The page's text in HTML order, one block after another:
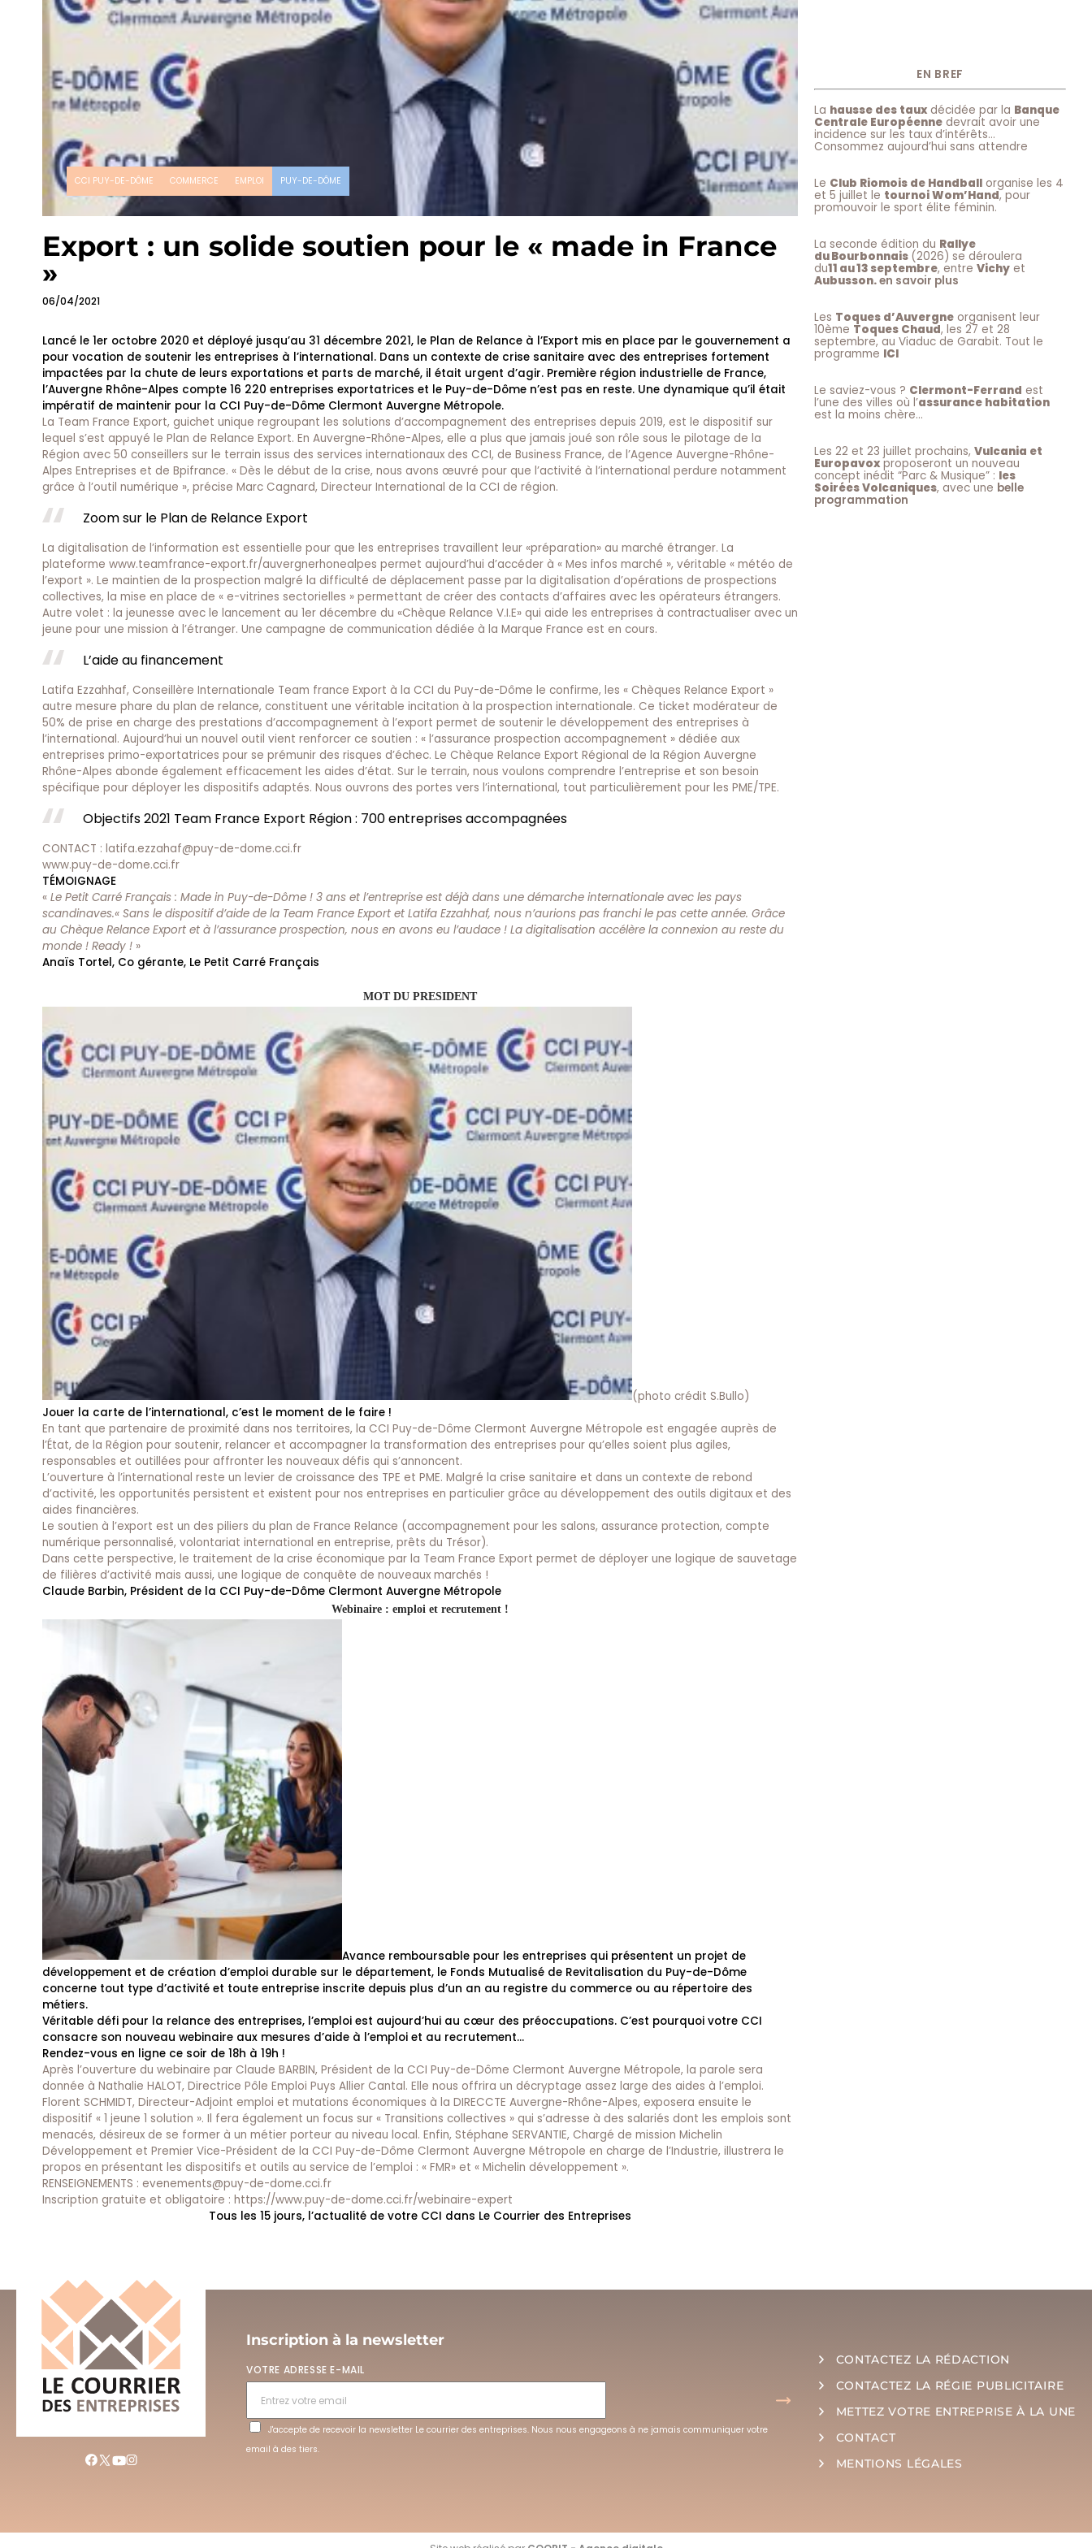
CCI PUY-DE-DÔME COMMERCE EMPLOI PUY-DE-DÔME
Export : un solide soutien pour le « made in France
»
06/04/2021
Lancé le 1er octobre 2020 et déployé jusqu’au 31 décembre 2021, le Plan de Relance à l’Export mis en place par le gouvernement a
pour vocation de soutenir les entreprises à l’international. Dans un contexte de crise sanitaire avec des entreprises fortement
impactées par la chute de leurs exportations et parts de marché, il était urgent d’agir. Première région industrielle de France,
l’Auvergne Rhône-Alpes compte 16 220 entreprises exportatrices et le Puy-de-Dôme n’est pas en reste. Une dynamique qu’il était
impératif de maintenir pour la CCI Puy-de-Dôme Clermont Auvergne Métropole.
La Team France Export, guichet unique regroupant les solutions d’accompagnement des entreprises depuis 2019, est le dispositif sur
lequel s’est appuyé le Plan de Relance Export. En Auvergne-Rhône-Alpes, elle a plus que jamais joué son rôle sous le pilotage de la
Région avec 50 conseillers sur le terrain issus des services internationaux des CCI, de Business France, de l’Agence Auvergne-Rhône-
Alpes Entreprises et de Bpifrance. « Dès le début de la crise, nous avons œuvré pour que l’activité à l’international perdure notamment
grâce à l’outil numérique », précise Marc Cagnard, Directeur International de la CCI de région.
Zoom sur le Plan de Relance Export
La digitalisation de l’information est essentielle pour que les entreprises travaillent leur «préparation» au marché étranger. La
plateforme www.teamfrance-export.fr/auvergnerhonealpes permet aujourd’hui d’accéder à « Mes infos marché », véritable « météo de
l’export ». Le maintien de la prospection malgré la difficulté de déplacement passe par la digitalisation d’opérations de prospections
collectives, la mise en place de « e-vitrines sectorielles » permettant de créer des contacts d’affaires avec les opérateurs étrangers.
Autre volet : la jeunesse avec le lancement au 1er décembre du «Chèque Relance V.I.E» qui aide les entreprises à contractualiser avec un
jeune pour une mission à l’étranger. Une campagne de communication dédiée à la Marque France est en cours.
L’aide au financement
Latifa Ezzahhaf, Conseillère Internationale Team france Export à la CCI du Puy-de-Dôme le confirme, les « Chèques Relance Export »
autre mesure phare du plan de relance, constituent une véritable incitation à la prospection internationale. Ce ticket modérateur de
50% de prise en charge des prestations d’accompagnement à l’export permet de soutenir le développement des entreprises à
l’international. Aujourd’hui un nouvel outil vient renforcer ce soutien : « l’assurance prospection accompagnement » dédiée aux
entreprises primo-exportatrices pour se prémunir des risques d’échec. Le Chèque Relance Export Régional de la Région Auvergne
Rhône-Alpes abonde également efficacement les aides d’état. Sur le terrain, nous voulons comprendre l’entreprise et son besoin
spécifique pour déployer les dispositifs adaptés. Nous ouvrons des portes vers l’international, tout particulièrement pour les PME/TPE.
Objectifs 2021 Team France Export Région : 700 entreprises accompagnées
CONTACT : latifa.ezzahaf@puy-de-dome.cci.fr
www.puy-de-dome.cci.fr
TÉMOIGNAGE
« Le Petit Carré Français : Made in Puy-de-Dôme ! 3 ans et l’entreprise est déjà dans une démarche internationale avec les pays
scandinaves.« Sans le dispositif d’aide de la Team France Export et Latifa Ezzahhaf, nous n’aurions pas franchi le pas cette année. Grâce
au Chèque Relance Export et à l’assurance prospection, nous en avons eu l’audace ! La digitalisation accélère la connexion au reste du
monde ! Ready ! »
Anaïs Tortel, Co gérante, Le Petit Carré Français
MOT DU PRESIDENT
(photo crédit S.Bullo)
Jouer la carte de l’international, c’est le moment de le faire !
En tant que partenaire de proximité dans nos territoires, la CCI Puy-de-Dôme Clermont Auvergne Métropole est engagée auprès de
l’État, de la Région pour soutenir, relancer et accompagner la transformation des entreprises pour qu’elles soient plus agiles,
responsables et outillées pour affronter les nouveaux défis qui s’annoncent.
L’ouverture à l’international reste un levier de croissance des TPE et PME. Malgré la crise sanitaire et dans un contexte de rebond
d’activité, les opportunités persistent et existent pour nos entreprises en particulier grâce au développement des outils digitaux et des
aides financières.
Le soutien à l’export est un des piliers du plan de France Relance (accompagnement pour les salons, assurance protection, compte
numérique personnalisé, volontariat international en entreprise, prêts du Trésor).
Dans cette perspective, le traitement de la crise économique par la Team France Export permet de déployer une logique de sauvetage
de filières d’activité mais aussi, une logique de conquête de nouveaux marchés !
Claude Barbin, Président de la CCI Puy-de-Dôme Clermont Auvergne Métropole
Webinaire : emploi et recrutement !
Avance remboursable pour les entreprises qui présentent un projet de
développement et de création d’emploi durable sur le département, le Fonds Mutualisé de Revitalisation du Puy-de-Dôme
concerne tout type d’activité et toute entreprise inscrite depuis plus d’un an au registre du commerce ou au répertoire des
métiers.
Véritable défi pour la relance des entreprises, l’emploi est aujourd’hui au cœur des préoccupations. C’est pourquoi votre CCI
consacre son nouveau webinaire aux mesures d’aide à l’emploi et au recrutement…
Rendez-vous en ligne ce soir de 18h à 19h !
Après l’ouverture du webinaire par Claude BARBIN, Président de la CCI Puy-de-Dôme Clermont Auvergne Métropole, la parole sera
donnée à Nathalie HALOT, Directrice Pôle Emploi Puys Allier Cantal. Elle nous offrira un décryptage assez large des aides à l’emploi.
Florent SCHMIDT, Directeur-Adjoint emploi et mutations économiques à la DIRECCTE Auvergne-Rhône-Alpes, exposera ensuite le
dispositif « 1 jeune 1 solution ». Il fera également un focus sur « Transitions collectives » qui s’adresse à des salariés dont les emplois sont
menacés, désireux de se former à un métier porteur au niveau local. Enfin, Stéphane SERVANTIE, Chargé de mission Michelin
Développement et Premier Vice-Président de la CCI Puy-de-Dôme Clermont Auvergne Métropole en charge de l’Industrie, illustrera le
propos en présentant les dispositifs et outils au service de l’emploi : « FMR» et « Michelin développement ».
RENSEIGNEMENTS : evenements@puy-de-dome.cci.fr
Inscription gratuite et obligatoire : https://www.puy-de-dome.cci.fr/webinaire-expert
Tous les 15 jours, l’actualité de votre CCI dans Le Courrier des Entreprises
EN BREF
La hausse des taux décidée par la Banque
Centrale Européenne devrait avoir une
incidence sur les taux d’intérêts…
Consommez aujourd’hui sans attendre
Le Club Riomois de Handball organise les 4
et 5 juillet le tournoi Wom’Hand, pour
promouvoir le sport élite féminin.
La seconde édition du Rallye
du Bourbonnais (2026) se déroulera
du11 au 13 septembre, entre Vichy et
Aubusson.en savoir plus
Les Toques d’Auvergne organisent leur
10ème Toques Chaud, les 27 et 28
septembre, au Viaduc de Garabit. Tout le
programme ICI
Le saviez-vous ? Clermont-Ferrand est
l’une des villes où l’assurance habitation
est la moins chère…
Les 22 et 23 juillet prochains, Vulcania et
Europavox proposeront un nouveau
concept inédit “Parc & Musique” : les
Soirées Volcaniques, avec une belle
programmation
Inscription à la newsletter
VOTRE ADRESSE E-MAIL
J'accepte de recevoir la newsletter Le courrier des entreprises. Nous nous engageons à ne jamais communiquer votre
email à des tiers.
CONTACTEZ LA RÉDACTION
CONTACTEZ LA RÉGIE PUBLICITAIRE
METTEZ VOTRE ENTREPRISE À LA UNE
CONTACT
MENTIONS LÉGALES